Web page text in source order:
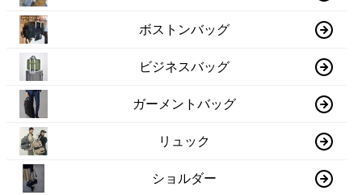
ボストンバッグ
ビジネスバッグ
ガーメントバッグ
リュック
ショルダー